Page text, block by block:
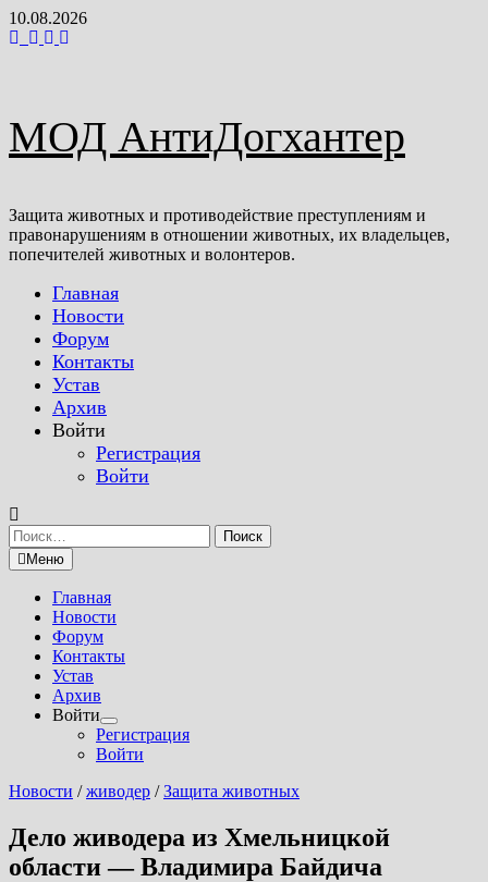
Перейти
к
10.08.2026
МОД АнтиДогхантер
Защита животных и противодействие преступлениям и
правонарушениям в отношении животных, их владельцев,
попечителей животных и волонтеров.
Главная
Новости
Форум
Контакты
Устав
Архив
Войти
Регистрация
Войти
Найти:
Меню
Главная
Новости
Форум
Контакты
Устав
Архив
Войти
Показать
подменю
Регистрация
Войти
Новости /живодер /Защита животных
Дело живодера из Хмельницкой
области — Владимира Байдича